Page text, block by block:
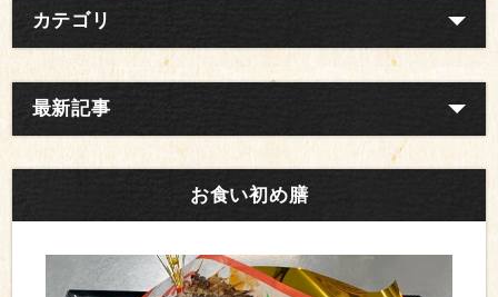
カテゴリ
最新記事
お食い初め膳